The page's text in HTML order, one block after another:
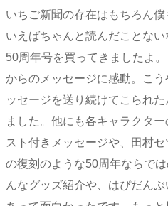
いちご新聞の存在はもちろん
いえばちゃんと読んだことな
50周年号を買ってきましたよ
からのメッセージに感動。こ
ッセージを送り続けてこられ
ました。他にも各キャラクタ
スト付きメッセージや、田村
の復刻のような50周年ならで
んなグッズ紹介や、はぴだん